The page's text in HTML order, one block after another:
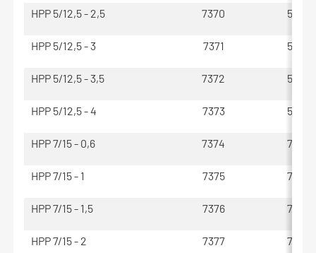
HPP 5/12,5 - 2,5 7370 50 -
HPP 5/12,5 - 3 7371 50 -
HPP 5/12,5 - 3,5 7372 50 -
HPP 5/12,5 - 4 7373 50 -
HPP 7/15 - 0,6 7374 70 -
HPP 7/15 - 1 7375 70 -
HPP 7/15 - 1,5 7376 70 -
HPP 7/15 - 2 7377 70 -